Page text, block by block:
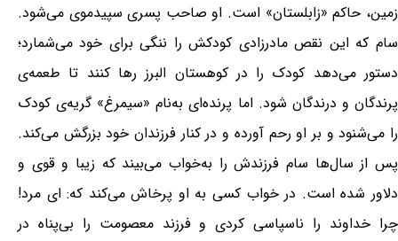
زمین، حاکم «زابلستان» است. او صاحب پسری سپیدموی می‌شود.
سام که این نقص مادرزادی کودکش را ننگی برای خود می‌شمارد؛
دستور می‌دهد کودک را در کوهستان البرز رها کنند تا طعمه‌ی
پرندگان و درندگان شود. اما پرنده‌ای به‌نام «سیمرغ» گریه‌ی کودک
را می‌شنود و بر او رحم ‌آورده و در کنار فرزندان خود بزرگش می‌کند.
پس از سال‌ها سام فرزندش را به‌خواب می‌بیند که زیبا و قوی و
دلاور شده است. در خواب کسی به او پرخاش می‌کند که: ای مرد!
چرا خداوند را ناسپاسی کردی و فرزند معصومت را بی‌پناه در